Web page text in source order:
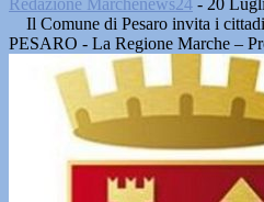
Redazione Marchenews24 - 20
Il Comune di Pesaro invita i
PESARO - La Regione Marche –